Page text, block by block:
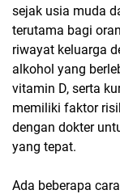
sejak usia muda
terutama bagi
riwayat keluarga
alkohol yang
vitamin D, serta
memiliki faktor
dengan dokter
yang tepat.
Ada beberapa